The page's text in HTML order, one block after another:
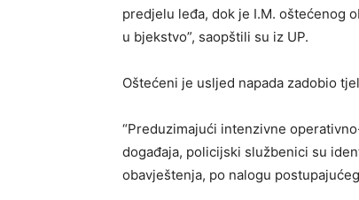
predjelu leđa, dok je I.M. oštećenog
u bjekstvo”, saopštili su iz UP.
Oštećeni je usljed napada zadobio
“Preduzimajući intenzivne
događaja, policijski službenici su
obavještenja, po nalogu